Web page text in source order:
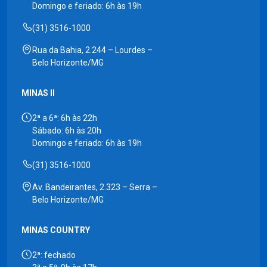
Domingo e feriado: 6h às 19h
(31) 3516-1000
Rua da Bahia, 2.244 – Lourdes –
Belo Horizonte/MG
MINAS II
2ª a 6ª: 6h às 22h
Sábado: 6h às 20h
Domingo e feriado: 6h às 19h
(31) 3516-1000
Av. Bandeirantes, 2.323 – Serra –
Belo Horizonte/MG
MINAS COUNTRY
2ª: fechado